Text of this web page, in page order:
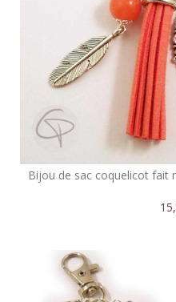
Bijou de sac coquelicot fait